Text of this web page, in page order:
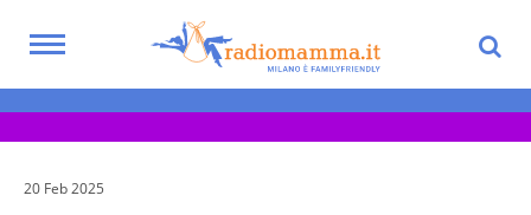
main
Toggle
Eventi per bambini, ragazzi e adolescenti
nella Città Metropolitana di Milano
20 Feb 2025